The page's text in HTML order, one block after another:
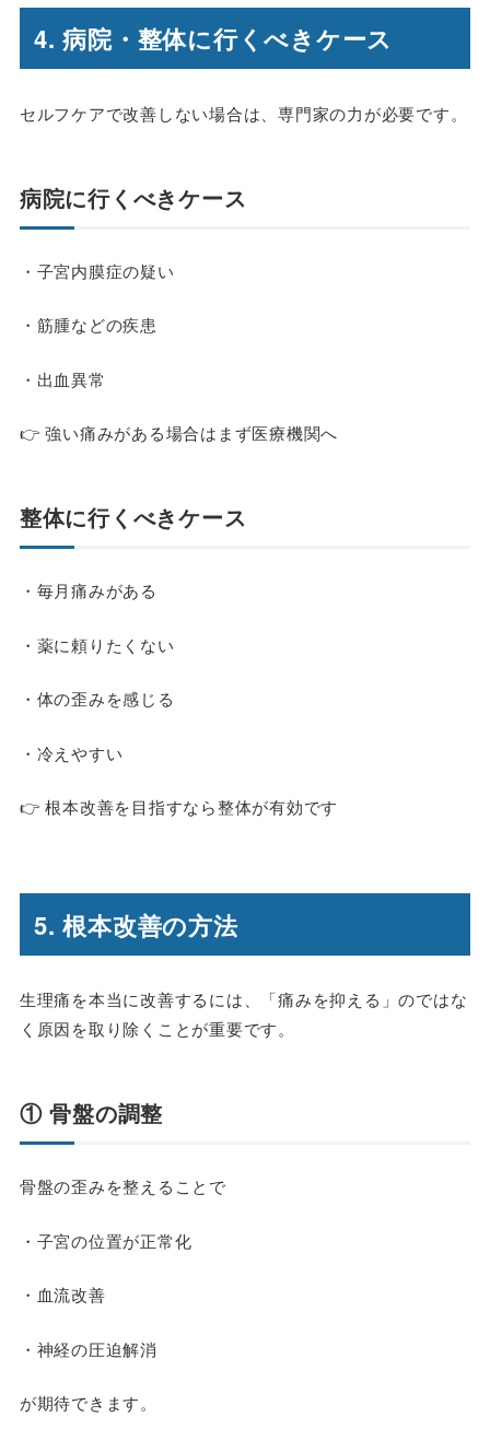
4. 病院・整体に行くべきケース
セルフケアで改善しない場合は、専門家の力が必要です。
病院に行くべきケース
・子宮内膜症の疑い
・筋腫などの疾患
・出血異常
👉 強い痛みがある場合はまず医療機関へ
整体に行くべきケース
・毎月痛みがある
・薬に頼りたくない
・体の歪みを感じる
・冷えやすい
👉 根本改善を目指すなら整体が有効です
5. 根本改善の方法
生理痛を本当に改善するには、「痛みを抑える」のではな
く原因を取り除くことが重要です。
① 骨盤の調整
骨盤の歪みを整えることで
・子宮の位置が正常化
・血流改善
・神経の圧迫解消
が期待できます。